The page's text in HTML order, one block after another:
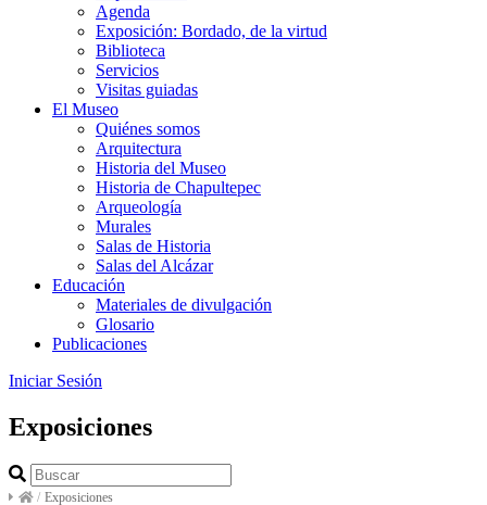
Agenda
Exposición: Bordado, de la virtud
Biblioteca
Servicios
Visitas guiadas
El Museo
Quiénes somos
Arquitectura
Historia del Museo
Historia de Chapultepec
Arqueología
Murales
Salas de Historia
Salas del Alcázar
Educación
Materiales de divulgación
Glosario
Publicaciones
Iniciar Sesión
Exposiciones
/ Exposiciones